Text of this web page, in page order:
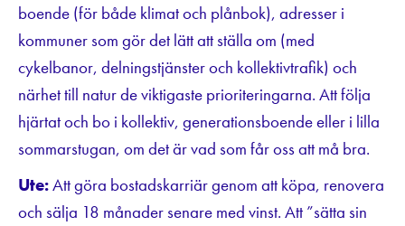
boende (för både klimat och plånbok), adresser i
kommuner som gör det lätt att ställa om (med
cykelbanor, delningstjänster och kollektivtrafik) och
närhet till natur de viktigaste prioriteringarna. Att följa
hjärtat och bo i kollektiv, generationsboende eller i lilla
sommarstugan, om det är vad som får oss att må bra.
Ute:Att göra bostadskarriär genom att köpa, renovera
och sälja 18 månader senare med vinst. Att ”sätta sin